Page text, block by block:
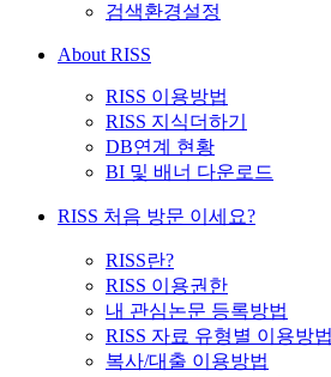
검색환경설정
About RISS
RISS 이용방법
RISS 지식더하기
DB연계 현황
BI 및 배너 다운로드
RISS 처음 방문 이세요?
RISS란?
RISS 이용권한
내 관심논문 등록방법
RISS 자료 유형별 이용방법
복사/대출 이용방법